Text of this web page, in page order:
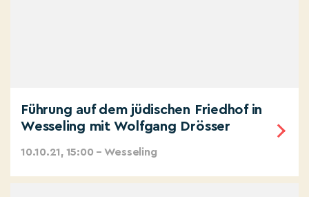
Führung auf dem jüdischen Friedhof in
Wesseling mit Wolfgang Drösser
10.10.21, 15:00 – Wesseling